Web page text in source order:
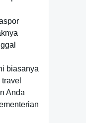
biasanya
Anda